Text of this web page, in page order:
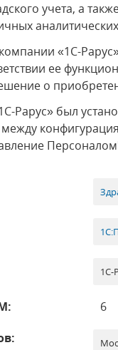
учета, а
«1С-
ее
о
Рарус» был
1С-
6